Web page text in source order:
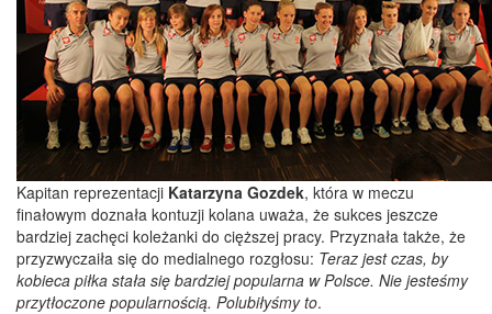
Kapitan reprezentacji Katarzyna Gozdek, która w meczu
finałowym doznała kontuzji kolana uważa, że sukces jeszcze
bardziej zachęci koleżanki do cięższej pracy. Przyznała także, że
przyzwyczaiła się do medialnego rozgłosu: Teraz jest czas, by
kobieca piłka stała się bardziej popularna w Polsce. Nie jesteśmy
przytłoczone popularnością. Polubiłyśmy to.